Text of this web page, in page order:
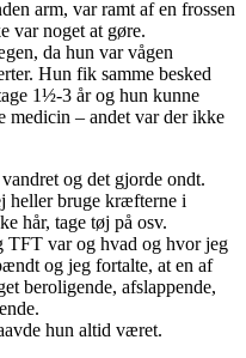
arm, var ramt af en frossen
var noget at gøre.
da hun var vågen
Hun fik samme besked
1½-3 år og hun kunne
medicin – andet var der ikke
og det gjorde ondt.
heller bruge kræfterne i
hår, tage tøj på osv.
TFT var og hvad og hvor jeg
og jeg fortalte, at en af
beroligende, afslappende,
hun altid været.